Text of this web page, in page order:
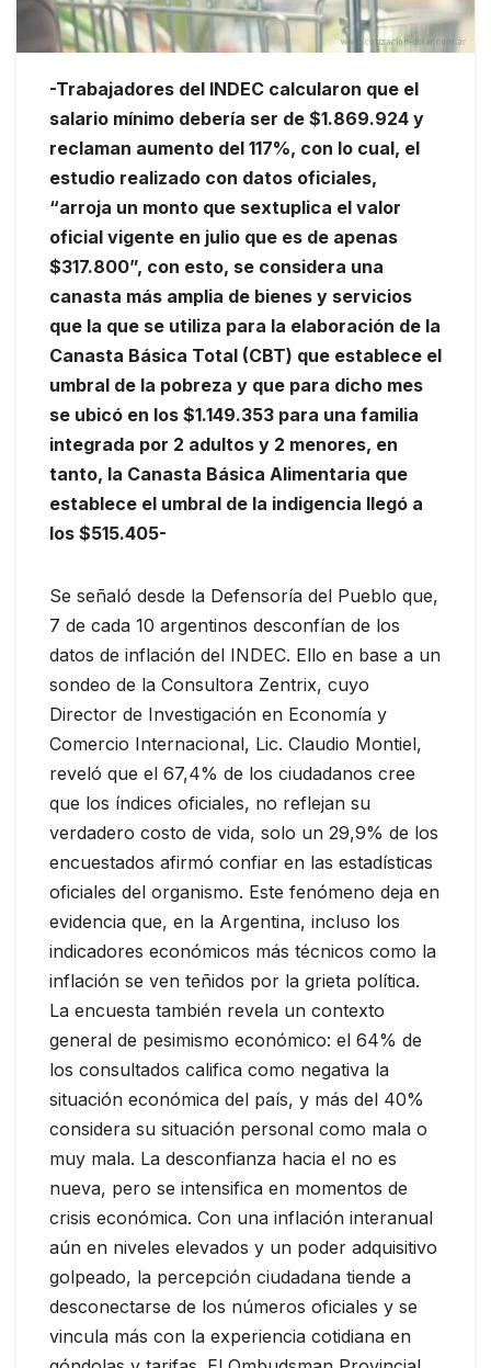
-Trabajadores del INDEC calcularon que el
salario mínimo debería ser de $1.869.924 y
reclaman aumento del 117%, con lo cual, el
estudio realizado con datos oficiales,
“arroja un monto que sextuplica el valor
oficial vigente en julio que es de apenas
$317.800”, con esto, se considera una
canasta más amplia de bienes y servicios
que la que se utiliza para la elaboración de la
Canasta Básica Total (CBT) que establece el
umbral de la pobreza y que para dicho mes
se ubicó en los $1.149.353 para una familia
integrada por 2 adultos y 2 menores, en
tanto, la Canasta Básica Alimentaria que
establece el umbral de la indigencia llegó a
los $515.405-
Se señaló desde la Defensoría del Pueblo que,
7 de cada 10 argentinos desconfían de los
datos de inflación del INDEC. Ello en base a un
sondeo de la Consultora Zentrix, cuyo
Director de Investigación en Economía y
Comercio Internacional, Lic. Claudio Montiel,
reveló que el 67,4% de los ciudadanos cree
que los índices oficiales, no reflejan su
verdadero costo de vida, solo un 29,9% de los
encuestados afirmó confiar en las estadísticas
oficiales del organismo. Este fenómeno deja en
evidencia que, en la Argentina, incluso los
indicadores económicos más técnicos como la
inflación se ven teñidos por la grieta política.
La encuesta también revela un contexto
general de pesimismo económico: el 64% de
los consultados califica como negativa la
situación económica del país, y más del 40%
considera su situación personal como mala o
muy mala. La desconfianza hacia el no es
nueva, pero se intensifica en momentos de
crisis económica. Con una inflación interanual
aún en niveles elevados y un poder adquisitivo
golpeado, la percepción ciudadana tiende a
desconectarse de los números oficiales y se
vincula más con la experiencia cotidiana en